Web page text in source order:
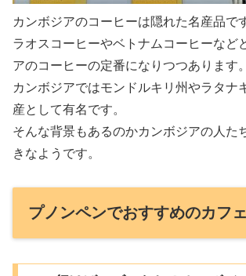
カンボジアのコーヒーは隠れた名産品で
ラオスコーヒーやベトナムコーヒーなど
アのコーヒーの定番になりつつあります。
カンボジアではモンドルキリ州やラタナ
産として有名です。
そんな背景もあるのかカンボジアの人た
きなようです。
プノンペンでおすすめのカフェ